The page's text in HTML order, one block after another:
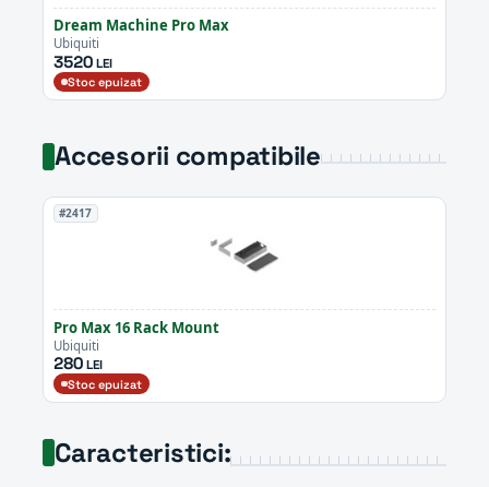
Dream Machine Pro Max
Ubiquiti
3520LEI
Stoc epuizat
Accesorii compatibile
#2417
Pro Max 16 Rack Mount
Ubiquiti
280LEI
Stoc epuizat
Caracteristici: